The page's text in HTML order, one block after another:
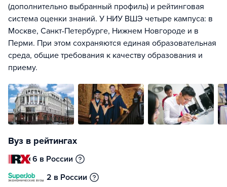
(дополнительно выбранный профиль) и рейтинговая
система оценки знаний. У НИУ ВШЭ четыре кампуса: в
Москве, Санкт-Петербурге, Нижнем Новгороде и в
Перми. При этом сохраняются единая образовательная
среда, общие требования к качеству образования и
приему.
Вуз в рейтингах
6 в России
2 в России